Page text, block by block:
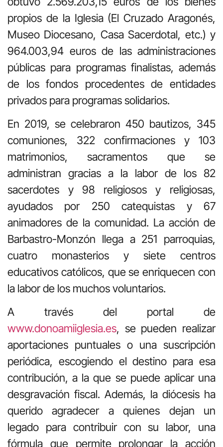
propios de la Iglesia (El Cruzado Aragonés,
Museo Diocesano, Casa Sacerdotal, etc.) y
964.003,94 euros de las administraciones
públicas para programas finalistas, además
de los fondos procedentes de entidades
privados para programas solidarios.
En 2019, se celebraron 450 bautizos, 345
comuniones, 322 confirmaciones y 103
matrimonios, sacramentos que se
administran gracias a la labor de los 82
sacerdotes y 98 religiosos y religiosas,
ayudados por 250 catequistas y 67
animadores de la comunidad. La acción de
Barbastro-Monzón llega a 251 parroquias,
cuatro monasterios y siete centros
educativos católicos, que se enriquecen con
la labor de los muchos voluntarios.
A través del portal de
www.donoamiiglesia.es, se pueden realizar
aportaciones puntuales o una suscripción
periódica, escogiendo el destino para esa
contribución, a la que se puede aplicar una
desgravación fiscal. Además, la diócesis ha
querido agradecer a quienes dejan un
legado para contribuir con su labor, una
fórmula que permite prolongar la acción